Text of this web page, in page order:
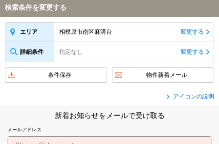
検索条件を変更する
エリア 相模原市南区麻溝台 変更する
詳細条件 指定なし 変更する
条件保存 物件新着メール
アイコンの説明
新着お知らせをメールで受け取る
メールアドレス